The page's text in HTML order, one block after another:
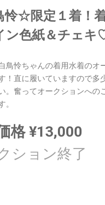
☆限定１着！
ン色紙＆チェキ
鳥怜ちゃんの着用水着のオ
！直に履いていますので多
。奮ってオークションへの
。
格¥13,000